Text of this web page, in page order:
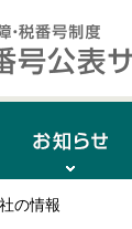
の情報